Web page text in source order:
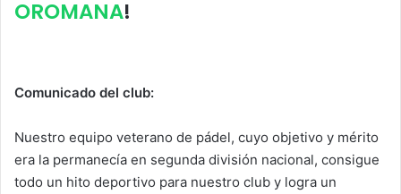
OROMANA!
Comunicado del club:
Nuestro equipo veterano de pádel, cuyo objetivo y mérito
era la permanecía en segunda división nacional, consigue
todo un hito deportivo para nuestro club y logra un